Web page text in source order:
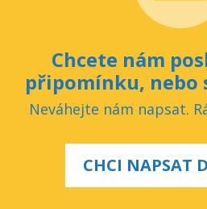
Chcete nám
připomínku, nebo
Neváhejte nám napsat.
CHCI NAPSAT